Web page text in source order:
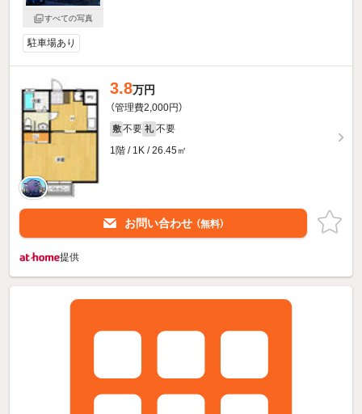
すべての写真
駐車場あり
3.8万円
（管理費2,000円）
敷 不要 礼 不要
1階 / 1K / 26.45㎡
お問い合わせ （無料）
提供